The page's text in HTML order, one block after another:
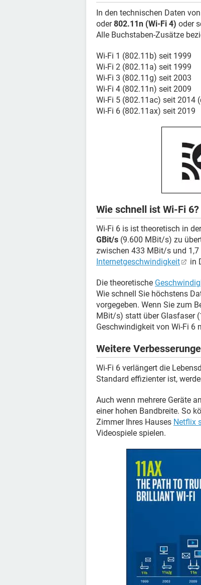
In den technischen Daten
oder802.11n (Wi-Fi 4) oder
Alle Buchstaben-Zusätze
Wi-Fi 1 (802.11b) seit 1999
Wi-Fi 2 (802.11a) seit 1999
Wi-Fi 3 (802.11g) seit 2003
Wi-Fi 4 (802.11n) seit 2009
Wi-Fi 5 (802.11ac) seit 2014
Wi-Fi 6 (802.11ax) seit 2019
Wie schnell ist Wi-Fi 6?
Wi-Fi 6 is ist theoretisch in
GBit/s (9.600 MBit/s) zu
zwischen 433 MBit/s und
Internetgeschwindigkeit
in
Die theoretische
Wie schnell Sie höchstens
vorgegeben. Wenn Sie zum
MBit/s) statt über Glasfaser
Geschwindigkeit von Wi-Fi 6
Weitere
Wi-Fi 6 verlängert die
Standard effizienter ist,
Auch wenn mehrere Geräte
einer hohen Bandbreite. So
Zimmer Ihres Hauses Netflix
Videospiele spielen.